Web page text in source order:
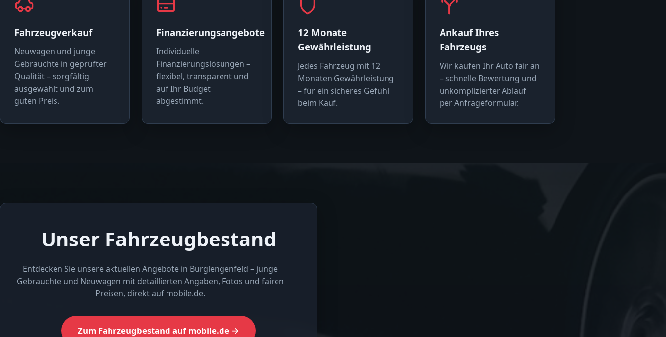
Fahrzeugverkauf
Neuwagen und junge
Gebrauchte in geprüfter
Qualität – sorgfältig
ausgewählt und zum
guten Preis.
Finanzierungsangebote
Individuelle
Finanzierungslösungen –
flexibel, transparent und
auf Ihr Budget
abgestimmt.
12 Monate
Gewährleistung
Jedes Fahrzeug mit 12
Monaten Gewährleistung
– für ein sicheres Gefühl
beim Kauf.
Ankauf Ihres
Fahrzeugs
Wir kaufen Ihr Auto fair an
– schnelle Bewertung und
unkomplizierter Ablauf
per Anfrageformular.
Unser Fahrzeugbestand
Entdecken Sie unsere aktuellen Angebote in Burglengenfeld – junge
Gebrauchte und Neuwagen mit detaillierten Angaben, Fotos und fairen
Preisen, direkt auf mobile.de.
Zum Fahrzeugbestand auf mobile.de →